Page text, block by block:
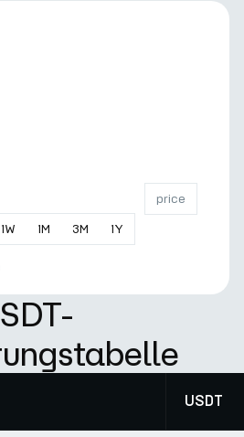
1W 1M 3M 1Y
price
USDT